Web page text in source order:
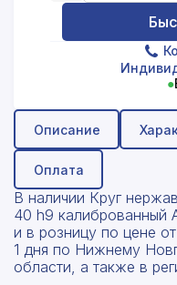
●
Описание
Оплата
В наличии Круг
40 h9 калиброванный
и в розницу по цене
1 дня по Нижнему
области, а также в